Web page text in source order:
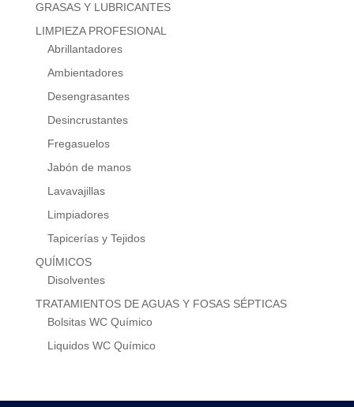
GRASAS Y LUBRICANTES
LIMPIEZA PROFESIONAL
Abrillantadores
Ambientadores
Desengrasantes
Desincrustantes
Fregasuelos
Jabón de manos
Lavavajillas
Limpiadores
Tapicerías y Tejidos
QUÍMICOS
Disolventes
TRATAMIENTOS DE AGUAS Y FOSAS SÉPTICAS
Bolsitas WC Químico
Liquidos WC Químico